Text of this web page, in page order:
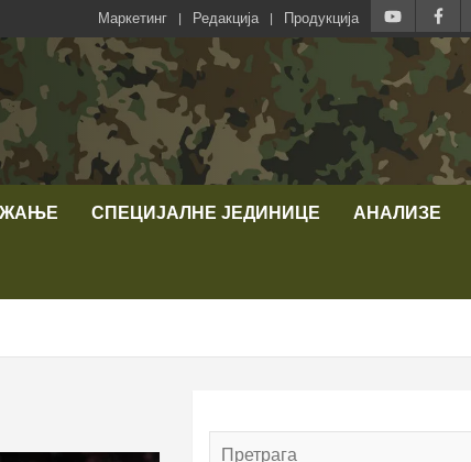
Маркетинг Редакција Продукција
СПЕЦИЈАЛНЕ ЈЕДИНИЦЕ АНАЛИЗЕ